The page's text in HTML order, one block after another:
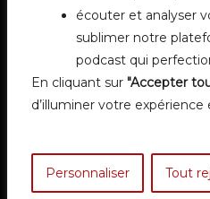
écouter et analyser
sublimer notre
podcast qui
En cliquant sur "Accepter
d’illuminer votre expérience
Personnaliser Tout
Contact